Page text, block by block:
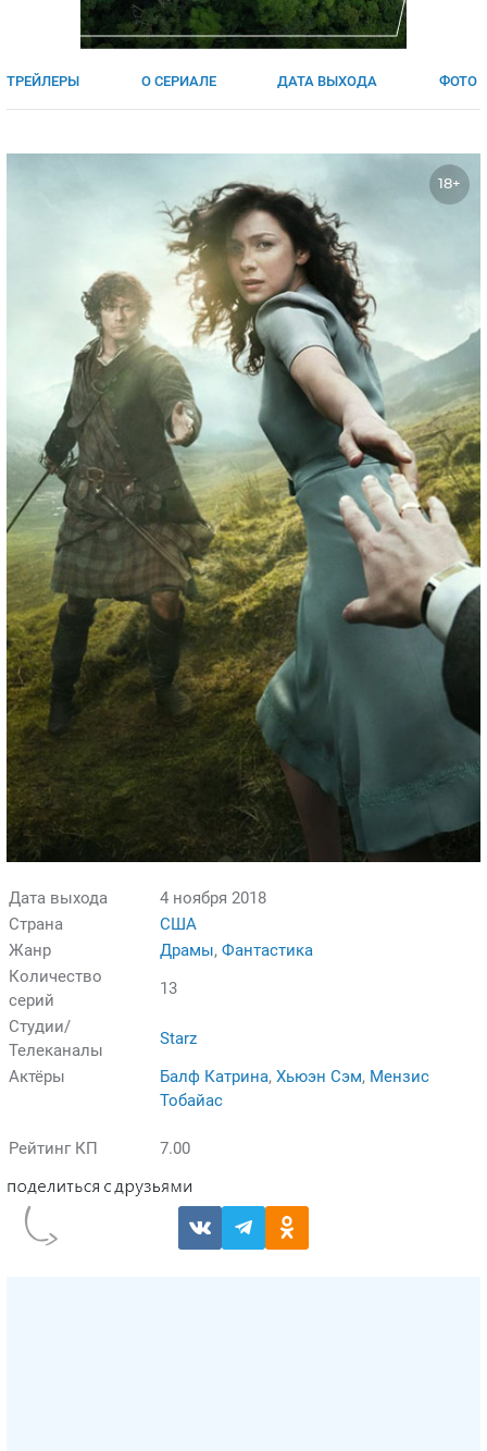
МЕЛОДРАМЫ
ИСПАНИЯ
ФРАНЦИЯ
СВЕТСКИЕ НОВОСТИ
ТРЕЙЛЕРЫ О СЕРИАЛЕ ДАТА ВЫХОДА ФОТО
18+
Дата выхода
4 ноября 2018
Страна
США
Жанр
Драмы, Фантастика
Количество
серий
13
Студии/
Телеканалы
Starz
Актёры
Балф Катрина, Хьюэн Сэм, Мензис
Тобайас
Рейтинг КП 7.00